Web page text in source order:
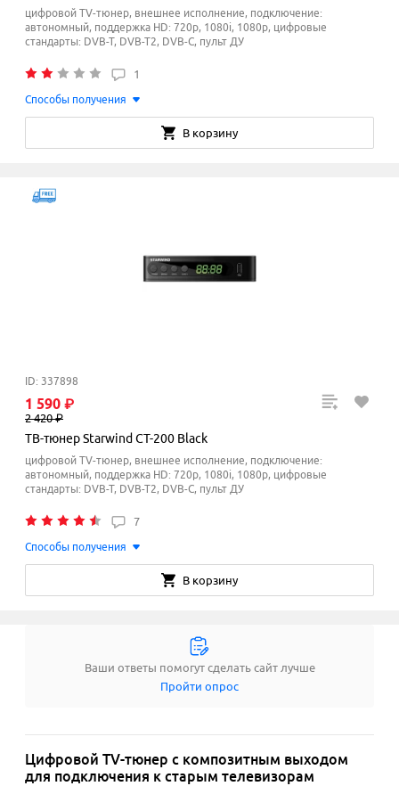
цифровой TV-тюнер, внешнее исполнение, подключение:
автономный, поддержка HD: 720p, 1080i, 1080p, цифровые
стандарты: DVB-T, DVB-T2, DVB-C, пульт ДУ
1
Способы получения
В корзину
ID: 337898
2 420 ₽
1 590 ₽
ТВ-тюнер Starwind CT-200 Black
цифровой TV-тюнер, внешнее исполнение, подключение:
автономный, поддержка HD: 720p, 1080i, 1080p, цифровые
стандарты: DVB-T, DVB-T2, DVB-C, пульт ДУ
7
Способы получения
В корзину
Ваши ответы помогут сделать сайт лучше
Пройти опрос
Цифровой TV-тюнер с композитным выходом
для подключения к старым телевизорам